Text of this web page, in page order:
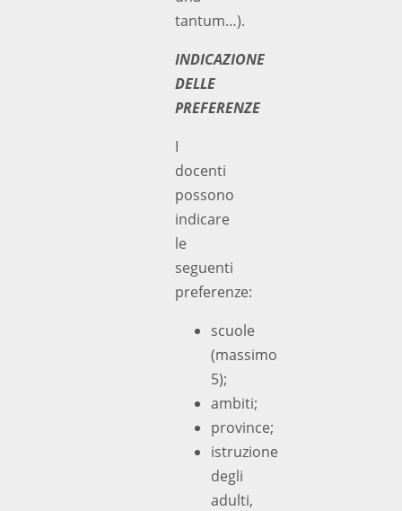
tantum…).
INDICAZIONE
DELLE
PREFERENZE
I
docenti
possono
indicare
le
seguenti
preferenze:
scuole
(massimo
5);
ambiti;
province;
istruzione
degli
adulti,